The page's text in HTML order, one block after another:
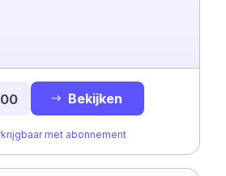
Bekijken
met abonnement